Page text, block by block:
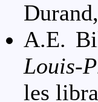
A.E.
Louis-
les